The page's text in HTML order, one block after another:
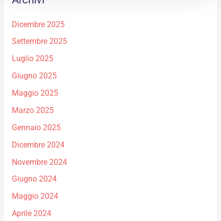
Dicembre 2025
Settembre 2025
Luglio 2025
Giugno 2025
Maggio 2025
Marzo 2025
Gennaio 2025
Dicembre 2024
Novembre 2024
Giugno 2024
Maggio 2024
Aprile 2024